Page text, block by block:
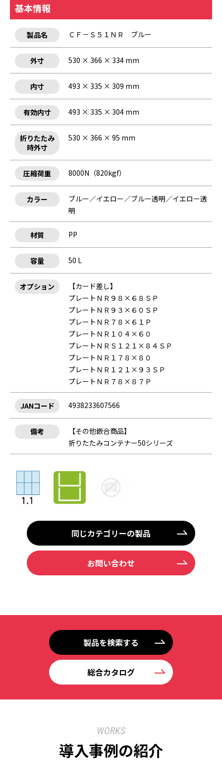
基本情報
製品名 ＣＦ－Ｓ５１ＮＲ ブルー
外寸 530 × 366 × 334 mm
内寸 493 × 335 × 309 mm
有効内寸 493 × 335 × 304 mm
折りたたみ
時外寸
530 × 366 × 95 mm
圧縮荷重 8000N（820kgf）
カラー
ブルー／イエロー／ブルー透明／イエロー透
明
材質 PP
容量 50 L
オプション
【カード差し】
プレートＮＲ９８×６８ＳＰ
プレートＮＲ９３×６０ＳＰ
プレートＮＲ７８×６１Ｐ
プレートＮＲ１０４×６０
プレートＮＲＳ１２１×８４ＳＰ
プレートＮＲ１７８×８０
プレートＮＲ１２１×９３ＳＰ
プレートＮＲ７８×８７Ｐ
JANコード 4938233607566
備考
【その他嵌合商品】
折りたたみコンテナー50シリーズ
同じカテゴリーの製品
お問い合わせ
製品を検索する
総合カタログ
WORKS
導入事例の紹介